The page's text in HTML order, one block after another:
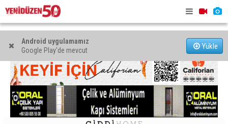
Android uygulamamız
Google Play'de mevcut
Yükle